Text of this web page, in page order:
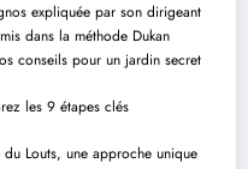
expliquée par son dirigeant
dans la méthode Dukan
conseils pour un jardin secret
les 9 étapes clés
Louts, une approche unique